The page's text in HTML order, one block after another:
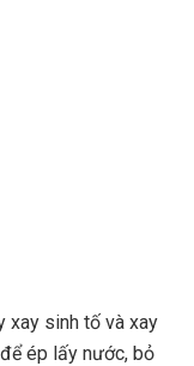
xay sinh tố và xay
ép lấy nước, bỏ